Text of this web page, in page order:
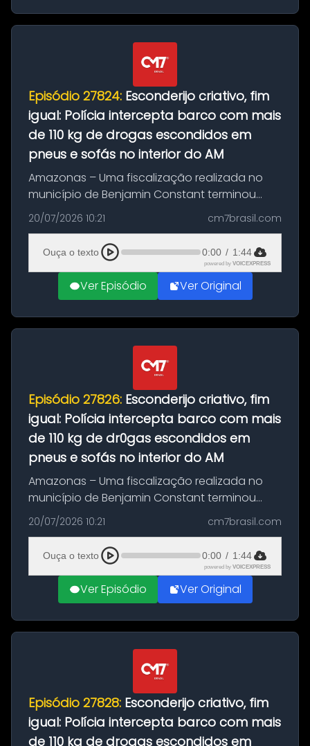
Episódio 27824: Esconderijo criativo, fim
igual: Polícia intercepta barco com mais
de 110 kg de drogas escondidos em
pneus e sofás no interior do AM
Amazonas – Uma fiscalização realizada no
município de Benjamin Constant terminou
com a apreensão de aproximadamente 115
quilos de entorpecentes em uma
embarcação atracada no porto da cidade. O
materia...
20/07/2026 10:21 cm7brasil.com
Ouça o texto 0:00 / 1:44
powered by VOICEXPRESS
Ver Episódio Ver Original
Episódio 27826: Esconderijo criativo, fim
igual: Polícia intercepta barco com mais
de 110 kg de dr0gas escondidos em
pneus e sofás no interior do AM
Amazonas – Uma fiscalização realizada no
município de Benjamin Constant terminou
com a apreensão de aproximadamente 115
quilos de entorpecentes em uma
embarcação atracada no porto da cidade. O
materia...
20/07/2026 10:21 cm7brasil.com
Ouça o texto 0:00 / 1:44
powered by VOICEXPRESS
Ver Episódio Ver Original
Episódio 27828: Esconderijo criativo, fim
igual: Polícia intercepta barco com mais
de 110 kg de drogas escondidos em